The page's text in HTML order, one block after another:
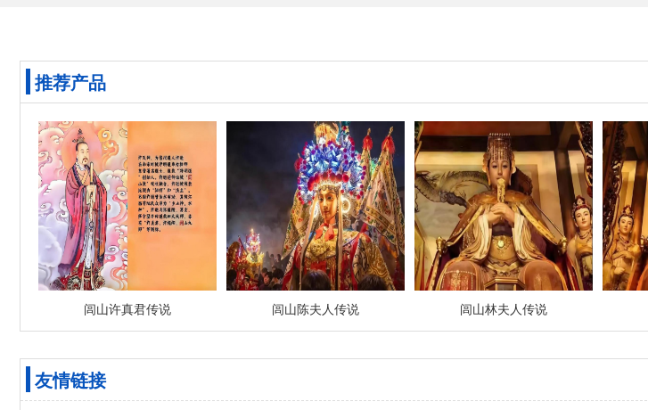
推荐产品
闾山许真君传说 闾山陈夫人传说 闾山林夫人传说
友情链接